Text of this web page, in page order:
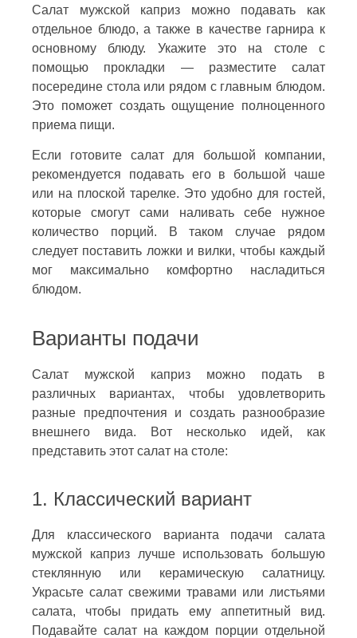
Салат мужской каприз можно подавать как
отдельное блюдо, а также в качестве гарнира к
основному блюду. Укажите это на столе с
помощью прокладки — разместите салат
посередине стола или рядом с главным блюдом.
Это поможет создать ощущение полноценного
приема пищи.
Если готовите салат для большой компании,
рекомендуется подавать его в большой чаше
или на плоской тарелке. Это удобно для гостей,
которые смогут сами наливать себе нужное
количество порций. В таком случае рядом
следует поставить ложки и вилки, чтобы каждый
мог максимально комфортно насладиться
блюдом.
Варианты подачи
Салат мужской каприз можно подать в
различных вариантах, чтобы удовлетворить
разные предпочтения и создать разнообразие
внешнего вида. Вот несколько идей, как
представить этот салат на столе:
1. Классический вариант
Для классического варианта подачи салата
мужской каприз лучше использовать большую
стеклянную или керамическую салатницу.
Украсьте салат свежими травами или листьями
салата, чтобы придать ему аппетитный вид.
Подавайте салат на каждом порции отдельной